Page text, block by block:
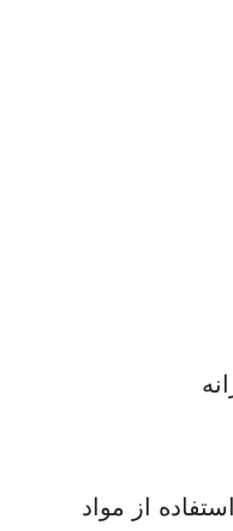
از مواد